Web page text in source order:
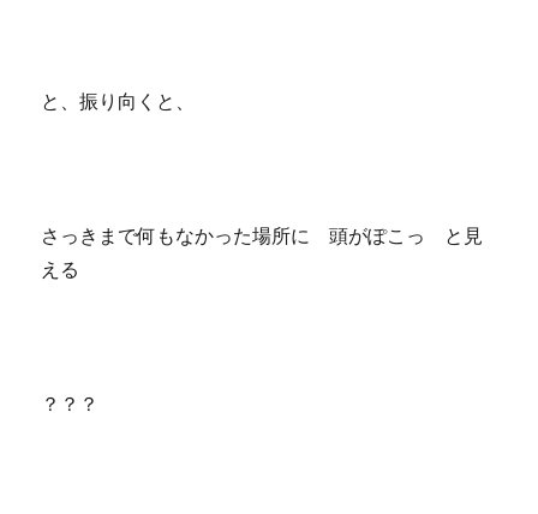
と、振り向くと、
さっきまで何もなかった場所に 頭がぽこっ と見
える
？？？